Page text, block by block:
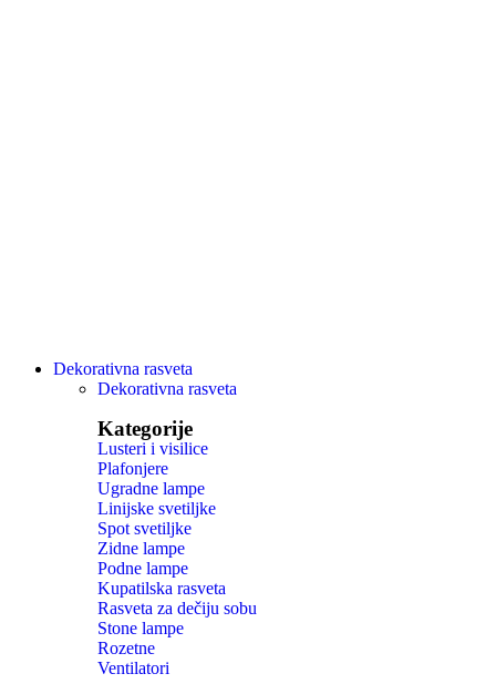
Dekorativna rasveta
Dekorativna rasveta
Kategorije
Lusteri i visilice
Plafonjere
Ugradne lampe
Linijske svetiljke
Spot svetiljke
Zidne lampe
Podne lampe
Kupatilska rasveta
Rasveta za dečiju sobu
Stone lampe
Rozetne
Ventilatori